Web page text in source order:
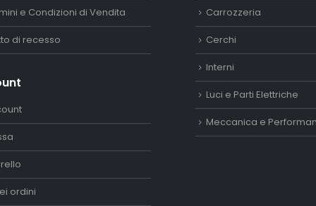
e Condizioni di Vendita
di recesso
ordini
Carrozzeria
Cerchi
Interni
Luci e Parti Elettriche
Meccanica e